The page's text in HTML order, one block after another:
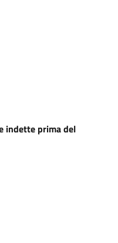
indette prima del